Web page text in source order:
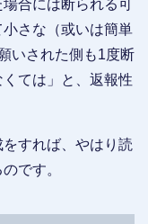
合には断られる可
さな（或いは簡単
いされた側も1度断
ては」と、返報性
すれば、やはり読
です。